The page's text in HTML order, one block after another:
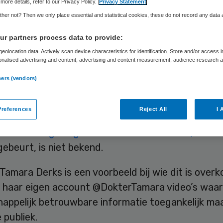
in toenemende mate slachtoffer van deepfake-
media waarin hun naam en deskundigheid wordt
en medische desinformatie wordt verspreid.
is niet bekend.
Derks is een voorbeeld bij wie dit is
eigen account @DokterTamara video’s
betrouwbare informatie toegankelijk
details, refer to our Privacy Policy. Privacy Statement
not? Then we only place essential and statistical cookies, these do not record any data
partners process data to provide:
data. Actively scan device characteristics for identification. Store and/or access
advertising and content, advertising and content measurement, audience research
(vendors)
Reject All I